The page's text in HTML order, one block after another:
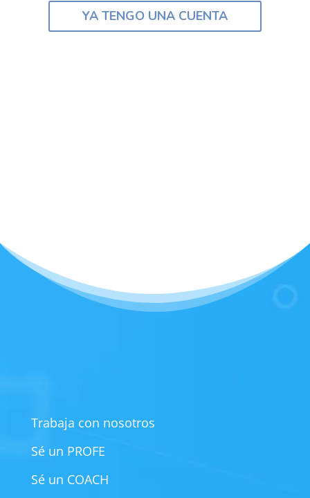
YA TENGO UNA CUENTA
Trabaja con nosotros
Sé un PROFE
Sé un COACH